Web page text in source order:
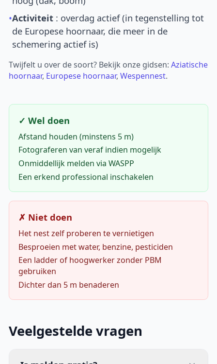
•Activiteit : overdag actief (in tegenstelling tot
de Europese hoornaar, die meer in de
schemering actief is)
Twijfelt u over de soort? Bekijk onze gidsen:Aziatische
hoornaar, Europese hoornaar,Wespennest.
✓ Wel doen
Afstand houden (minstens 5 m)
Fotograferen van veraf indien mogelijk
Onmiddellijk melden via WASPP
Een erkend professional inschakelen
✗ Niet doen
Het nest zelf proberen te vernietigen
Besproeien met water, benzine, pesticiden
Een ladder of hoogwerker zonder PBM
gebruiken
Dichter dan 5 m benaderen
Veelgestelde vragen